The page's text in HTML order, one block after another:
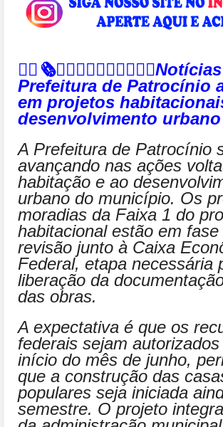
Prefeitura de Patrocínio
em projetos
desenvolvimento urbano
A Prefeitura de Patrocínio
avançando nas ações
habitação e ao
urbano do município. Os
moradias da Faixa 1 do
habitacional estão em
revisão junto à Caixa
Federal, etapa necessária
liberação da
das obras.
A expectativa é que os
federais sejam
início do mês de junho,
que a construção das
populares seja iniciada
semestre. O projeto